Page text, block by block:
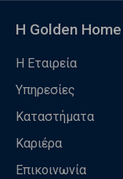
Η Golden Home
Η Εταιρεία
Υπηρεσίες
Καταστήματα
Καριέρα
Επικοινωνία